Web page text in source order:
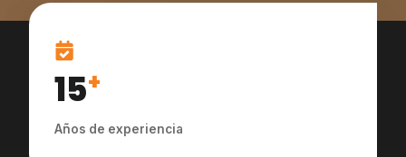
15+
Años de experiencia